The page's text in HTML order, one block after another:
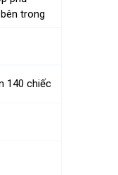
trong
140 chiếc